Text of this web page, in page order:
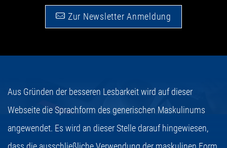
Zur Newsletter Anmeldung
Aus Gründen der besseren Lesbarkeit wird auf dieser
Webseite die Sprachform des generischen Maskulinums
angewendet. Es wird an dieser Stelle darauf hingewiesen,